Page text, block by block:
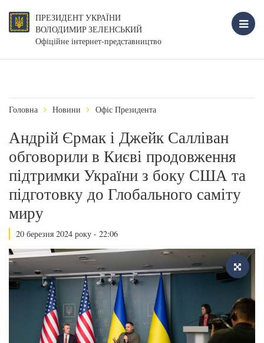
ПРЕЗИДЕНТ УКРАЇНИ
ВОЛОДИМИР ЗЕЛЕНСЬКИЙ
Офіційне інтернет-представництво
Головна Новини Офіс Президента
Андрій Єрмак і Джейк Салліван
обговорили в Києві продовження
підтримки України з боку США та
підготовку до Глобального саміту
миру
20 березня 2024 року - 22:06